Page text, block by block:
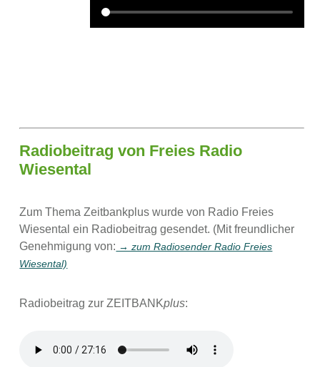
Radiobeitrag von Freies Radio
Wiesental
Zum Thema Zeitbankplus wurde von Radio Freies
Wiesental ein Radiobeitrag gesendet. (Mit freundlicher
Genehmigung von: → zum Radiosender Radio Freies
Wiesental)
Radiobeitrag zur ZEITBANKplus: